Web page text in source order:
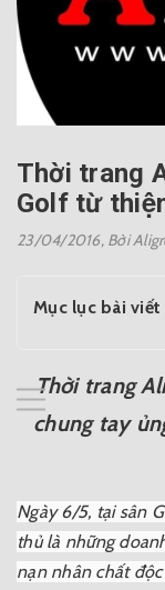
Thời trang
Golf từ
23/04/2016, Bởi
Mục lục bài viết
Thời trang
chung tay
Ngày 6/5, tại sân
thủ là những
nạn nhân chất